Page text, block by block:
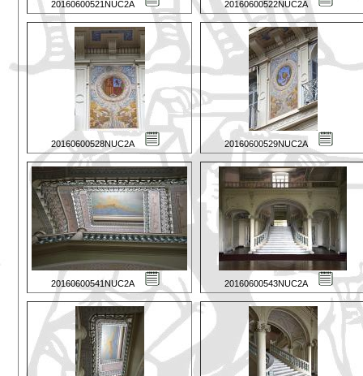
20160600521NUC2A 20160600522NUC2A
20160600528NUC2A 20160600529NUC2A
20160600541NUC2A 20160600543NUC2A